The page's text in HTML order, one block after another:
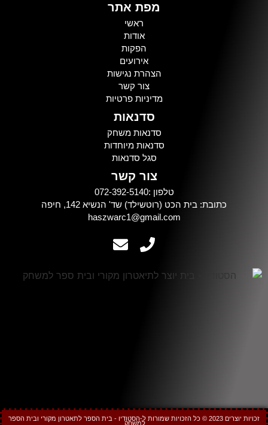
מפת אתר
ראשי
אודות
הפקות
אירועים
הצהרת נגישות
צור קשר
מדיניות פרטיות
סדנאות
סדנאות משחק
סדנאות מיוחדות
סגל סדנאות
צור קשר
טלפון :072-392-5140
כתובת: בית הכט (רוטשילד) שד' הנשיא 142, חיפה
haszwarc1@gmail.com
זכויות יוצרים 2023 © כל הזכויות שמורות ל-הסטודיו - בית הספר לתאטרון מקורי ובית הספר
למשחק.